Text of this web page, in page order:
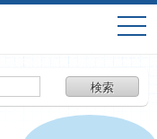
シー・ドラッグアンドファー